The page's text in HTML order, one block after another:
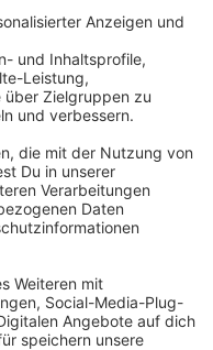
Aktionen - wir